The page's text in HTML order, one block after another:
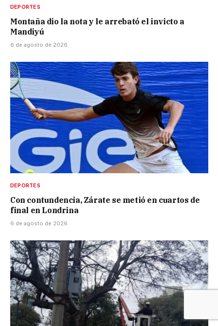
DEPORTES
Montaña dio la nota y le arrebató el invicto a
Mandiyú
6 de agosto de 2026
DEPORTES
Con contundencia, Zárate se metió en cuartos de
final en Londrina
6 de agosto de 2026